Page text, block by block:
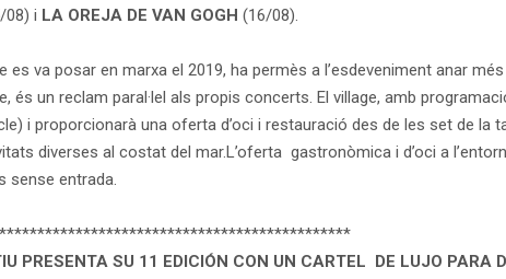
08) i LA OREJA DE VAN GOGH (16/08).
va posar en marxa el 2019, ha permès a l’esdeveniment anar
és un reclam paral·lel als propis concerts. El village, amb
i proporcionarà una oferta d’oci i restauració des de les set de
diverses al costat del mar.L’oferta gastronòmica i d’oci a
sense entrada.
PRESENTA SU 11 EDICIÓN CON UN CARTEL DE LUJO PARA